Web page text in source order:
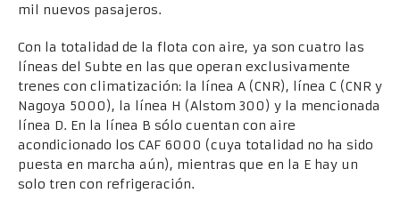
mil nuevos pasajeros.
Con la totalidad de la flota con aire, ya son cuatro las
líneas del Subte en las que operan exclusivamente
trenes con climatización: la línea A (CNR), línea C (CNR y
Nagoya 5000), la línea H (Alstom 300) y la mencionada
línea D. En la línea B sólo cuentan con aire
acondicionado los CAF 6000 (cuya totalidad no ha sido
puesta en marcha aún), mientras que en la E hay un
solo tren con refrigeración.